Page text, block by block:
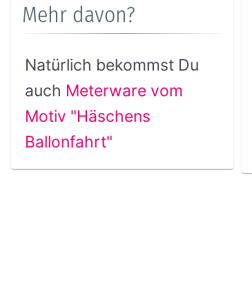
Mehr davon?
Natürlich bekommst Du
auch Meterware vom
Motiv "Häschens
Ballonfahrt"